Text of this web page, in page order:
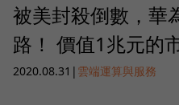
被美封殺倒數，華
路！ 價值1兆元的
2020.08.31 | 雲端運算與服務